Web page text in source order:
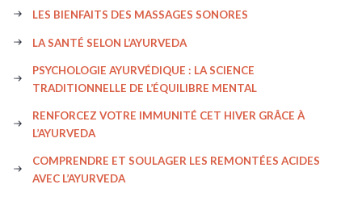
LES BIENFAITS DES MASSAGES SONORES
LA SANTÉ SELON L’AYURVEDA
PSYCHOLOGIE AYURVÉDIQUE : LA SCIENCE
TRADITIONNELLE DE L’ÉQUILIBRE MENTAL
RENFORCEZ VOTRE IMMUNITÉ CET HIVER GRÂCE À
L’AYURVEDA
COMPRENDRE ET SOULAGER LES REMONTÉES ACIDES
AVEC L’AYURVEDA